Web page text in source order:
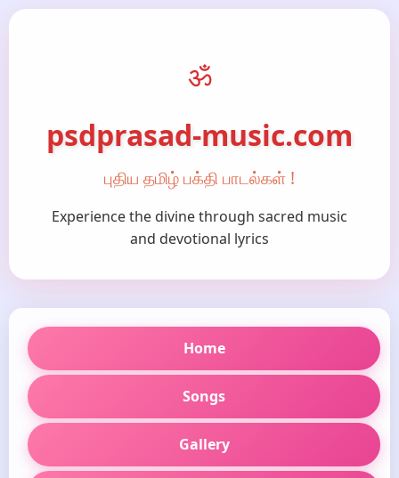
ॐ
psdprasad-music.com
புதிய தமிழ் பக்தி பாடல்கள் !
Experience the divine through sacred music
and devotional lyrics
Home
Songs
Gallery